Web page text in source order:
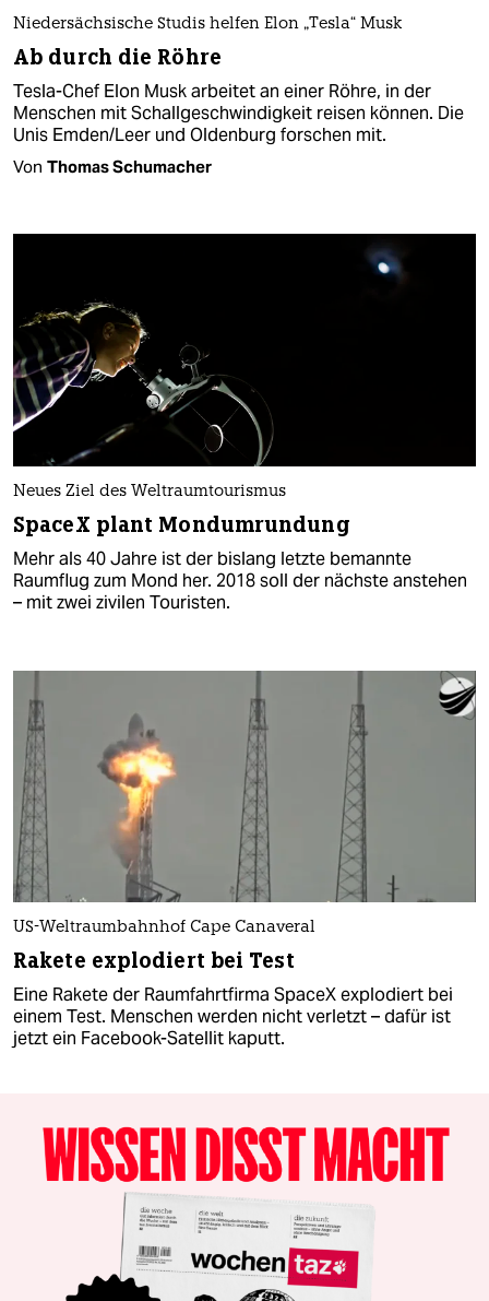
Niedersächsische Studis helfen Elon „Tesla“ Musk
Ab durch die Röhre
Tesla-Chef Elon Musk arbeitet an einer Röhre, in der
Menschen mit Schallgeschwindigkeit reisen können. Die
Unis Emden/Leer und Oldenburg forschen mit.
Von Thomas Schumacher
Neues Ziel des Weltraumtourismus
SpaceX plant Mondumrundung
Mehr als 40 Jahre ist der bislang letzte bemannte
Raumflug zum Mond her. 2018 soll der nächste anstehen
– mit zwei zivilen Touristen.
US-Weltraumbahnhof Cape Canaveral
Rakete explodiert bei Test
Eine Rakete der Raumfahrtfirma SpaceX explodiert bei
einem Test. Menschen werden nicht verletzt – dafür ist
jetzt ein Facebook-Satellit kaputt.